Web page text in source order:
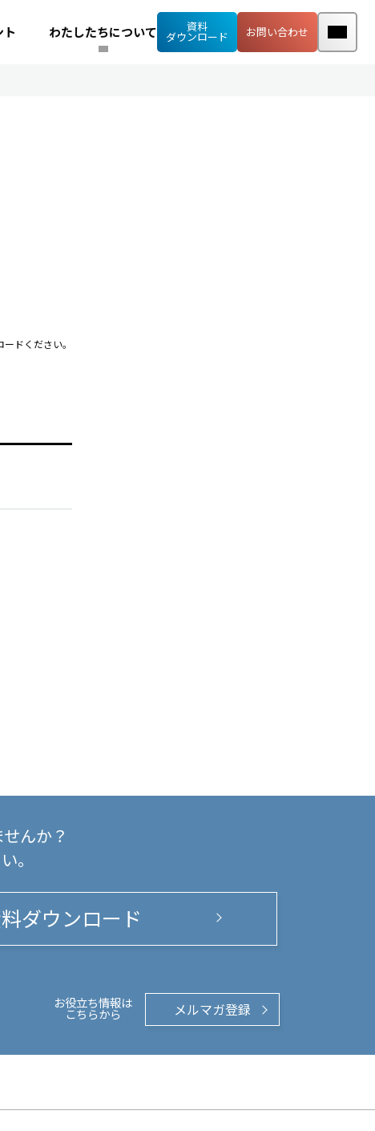
ト わたしたちについて
資料
ダウンロード
お問い合わせ
ドください。
んか？
。
ダウンロード
お役立ち情報は
こちらから
メルマガ登録